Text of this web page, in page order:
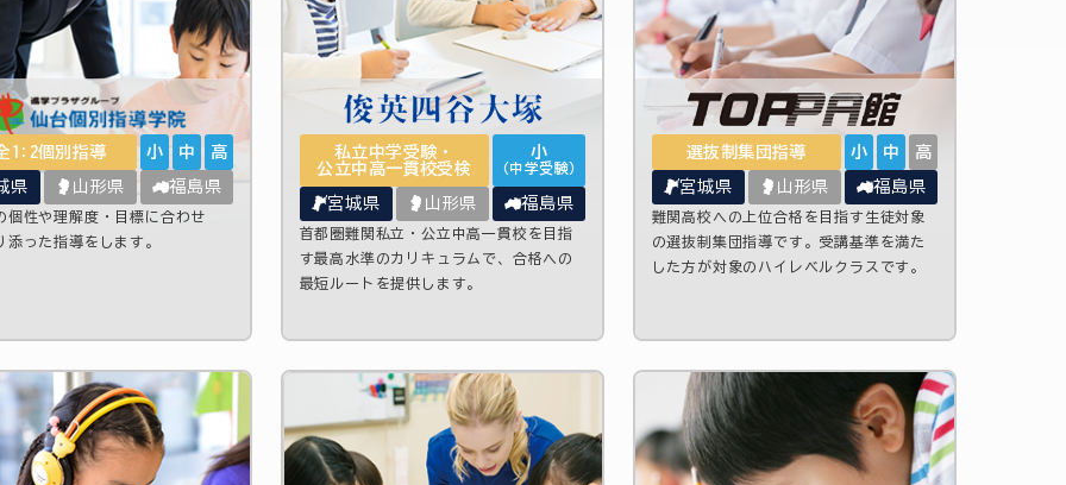
1:2個別指導 小 中 高
県 山形県 福島県
個性や理解度・目標に合わせ
添った指導をします。
私立中学受験・
公立中高一貫校受検
小
（中学受験）
宮城県 山形県 福島県
首都圏難関私立・公立中高一貫校を目指
す最高水準のカリキュラムで、合格への
最短ルートを提供します。
選抜制集団指導 小 中 高
宮城県 山形県 福島県
難関高校への上位合格を目指す生徒対象
の選抜制集団指導です。受講基準を満た
した方が対象のハイレベルクラスです。